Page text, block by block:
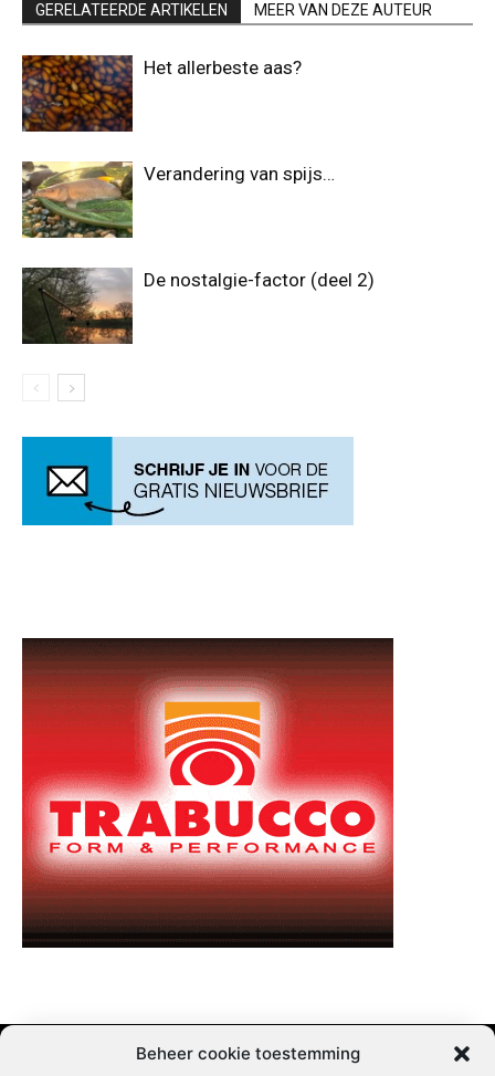
Beheer cookie toestemming
GERELATEERDE ARTIKELEN MEER VAN DEZE AUTEUR
Het allerbeste aas?
Verandering van spijs…
De nostalgie-factor (deel 2)